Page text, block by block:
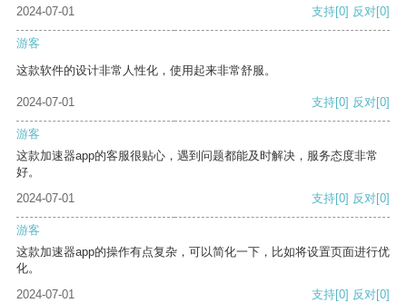
2024-07-01
支持[0] 反对[0]
游客
这款软件的设计非常人性化，使用起来非常舒服。
2024-07-01 支持[0] 反对[0]
游客
这款加速器app的客服很贴心，遇到问题都能及时解决，服务态度非常
好。
2024-07-01
支持[0] 反对[0]
游客
这款加速器app的操作有点复杂，可以简化一下，比如将设置页面进行优
化。
2024-07-01
支持[0] 反对[0]